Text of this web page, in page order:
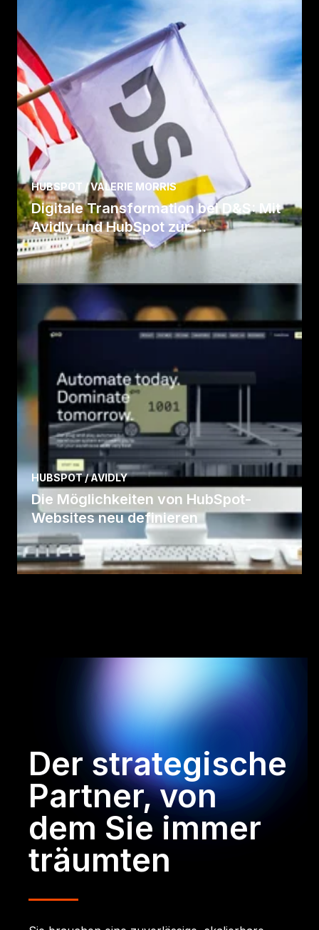
Fall lesen
HUBSPOT / VALERIE MORRIS
Digitale Transformation bei D&S: Mit
Avidly und HubSpot zur ...
Fall lesen
HUBSPOT / AVIDLY
Die Möglichkeiten von HubSpot-
Websites neu definieren
Der strategische
Partner, von
dem Sie immer
träumten